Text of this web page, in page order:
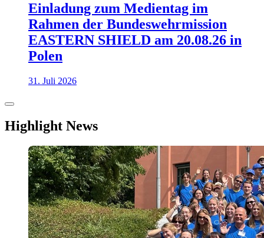
Einladung zum Medientag im
Rahmen der Bundeswehrmission
EASTERN SHIELD am 20.08.26 in
Polen
31. Juli 2026
Highlight News